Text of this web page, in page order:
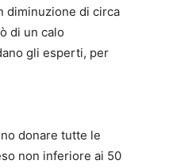
diminuzione di circa
di un calo
gli esperti, per
donare tutte le
non inferiore ai 50